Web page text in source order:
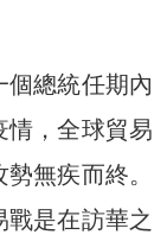
總統任期內
情，全球貿易
無疾而終。
是在訪華之